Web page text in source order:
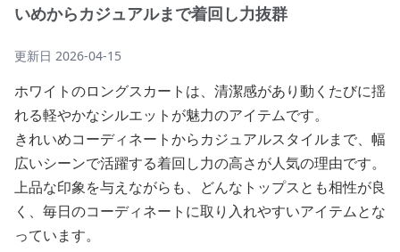
いめからカジュアルまで着回し力抜群
更新日 2026-04-15
ホワイトのロングスカートは、清潔感があり動くたびに揺
れる軽やかなシルエットが魅力のアイテムです。
きれいめコーディネートからカジュアルスタイルまで、幅
広いシーンで活躍する着回し力の高さが人気の理由です。
上品な印象を与えながらも、どんなトップスとも相性が良
く、毎日のコーディネートに取り入れやすいアイテムとな
っています。